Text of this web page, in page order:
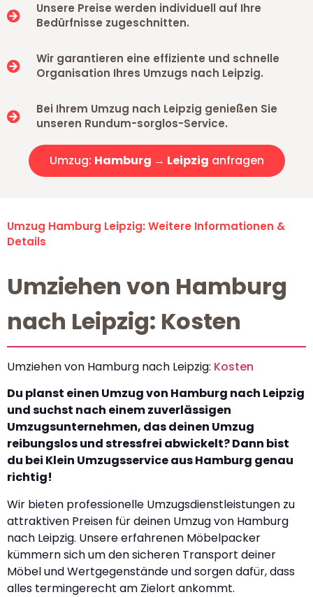
Unsere Preise werden individuell auf Ihre
Bedürfnisse zugeschnitten.
Wir garantieren eine effiziente und schnelle
Organisation Ihres Umzugs nach Leipzig.
Bei Ihrem Umzug nach Leipzig genießen Sie
unseren Rundum-sorglos-Service.
Umzug: Hamburg → Leipzig anfragen
Umzug Hamburg Leipzig: Weitere Informationen &
Details
Umziehen von Hamburg
nach Leipzig: Kosten
Umziehen von Hamburg nach Leipzig: Kosten
Du planst einen Umzug von Hamburg nach Leipzig
und suchst nach einem zuverlässigen
Umzugsunternehmen, das deinen Umzug
reibungslos und stressfrei abwickelt? Dann bist
du bei Klein Umzugsservice aus Hamburg genau
richtig!
Wir bieten professionelle Umzugsdienstleistungen zu
attraktiven Preisen für deinen Umzug von Hamburg
nach Leipzig. Unsere erfahrenen Möbelpacker
kümmern sich um den sicheren Transport deiner
Möbel und Wertgegenstände und sorgen dafür, dass
alles termingerecht am Zielort ankommt.